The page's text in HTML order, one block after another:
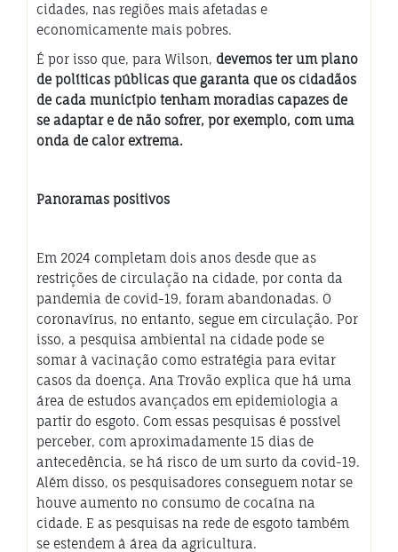
cidades, nas regiões mais afetadas e
economicamente mais pobres.
É por isso que, para Wilson, devemos ter um plano
de políticas públicas que garanta que os cidadãos
de cada município tenham moradias capazes de
se adaptar e de não sofrer, por exemplo, com uma
onda de calor extrema.
Panoramas positivos
Em 2024 completam dois anos desde que as
restrições de circulação na cidade, por conta da
pandemia de covid-19, foram abandonadas. O
coronavírus, no entanto, segue em circulação. Por
isso, a pesquisa ambiental na cidade pode se
somar à vacinação como estratégia para evitar
casos da doença. Ana Trovão explica que há uma
área de estudos avançados em epidemiologia a
partir do esgoto. Com essas pesquisas é possível
perceber, com aproximadamente 15 dias de
antecedência, se há risco de um surto da covid-19.
Além disso, os pesquisadores conseguem notar se
houve aumento no consumo de cocaína na
cidade. E as pesquisas na rede de esgoto também
se estendem à área da agricultura.